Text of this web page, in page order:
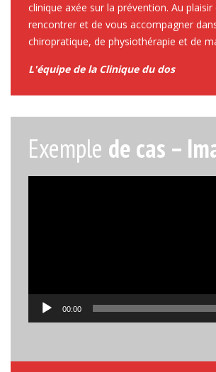
clinique axée sur la prévention. Au plaisir
rencontrer et de vous accompagner
chiropratique, de physiothérapie et de
L'équipe de la Clinique du dos
Exemple de cas –
00:00